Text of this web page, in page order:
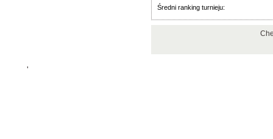
Średni ranking turnieju:
'